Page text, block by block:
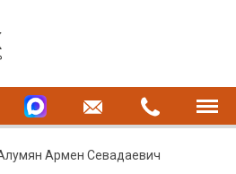
Армен Севадаевич